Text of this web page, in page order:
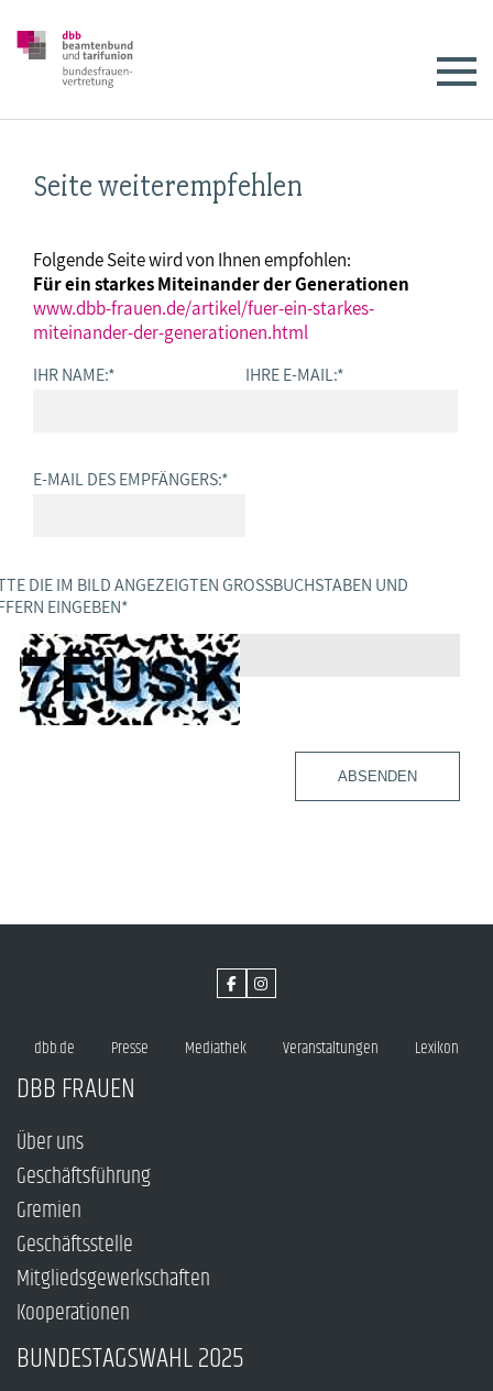
Seite weiterempfehlen
Folgende Seite wird von Ihnen empfohlen:
Für ein starkes Miteinander der Generationen
www.dbb-frauen.de/artikel/fuer-ein-starkes-
miteinander-der-generationen.html
IHR NAME:* IHRE E-MAIL:*
E-MAIL DES EMPFÄNGERS:*
DIE IM BILD ANGEZEIGTEN GROSSBUCHSTABEN UND Z
EINGEBEN *
ABSENDEN
dbb.de Presse Mediathek Veranstaltungen Lexikon
DBB FRAUEN
Über uns
Geschäftsführung
Gremien
Geschäftsstelle
Mitgliedsgewerkschaften
Kooperationen
BUNDESTAGSWAHL 2025